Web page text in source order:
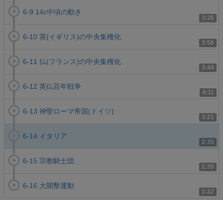
3:26
6-9 14c中頃の動き
3:56
6-10 英(イギリス)の中央集権化
3:44
6-11 仏(フランス)の中央集権化
4:11
6-12 英仏百年戦争
3:21
6-13 神聖ローマ帝国(ドイツ)
2:35
6-14 イタリア
1:35
6-15 宗教騎士団
1:22
6-16 大開墾運動